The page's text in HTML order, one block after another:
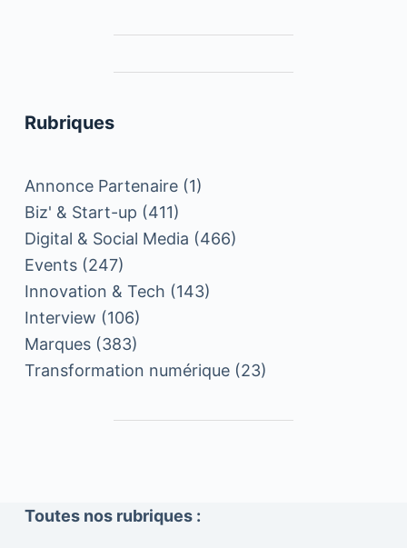
Rubriques
Annonce Partenaire(1)
Biz' & Start-up (411)
Digital & Social Media (466)
Events(247)
Innovation & Tech (143)
Interview (106)
Marques(383)
Transformation numérique(23)
Toutes nos rubriques :